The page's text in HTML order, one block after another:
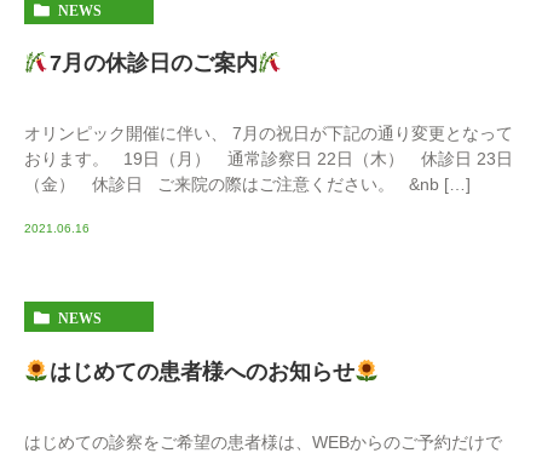
NEWS
7月の休診日のご案内
オリンピック開催に伴い、 7月の祝日が下記の通り変更となって
おります。 19日（月） 通常診察日 22日（木） 休診日 23日
（金） 休診日 ご来院の際はご注意ください。 &nb […]
2021.06.16
NEWS
はじめての患者様へのお知らせ
はじめての診察をご希望の患者様は、WEBからのご予約だけで